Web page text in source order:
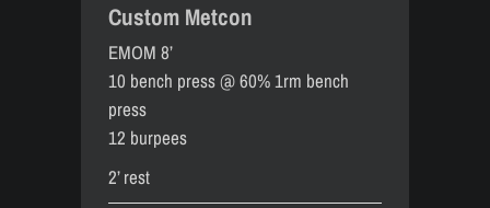
Custom Metcon
EMOM 8’
10 bench press @ 60% 1rm bench
press
12 burpees
2’ rest